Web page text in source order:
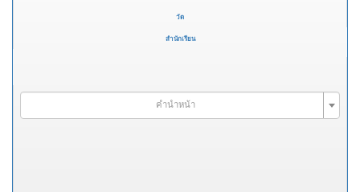
วัด
สำนักเรียน
คำนำหน้า